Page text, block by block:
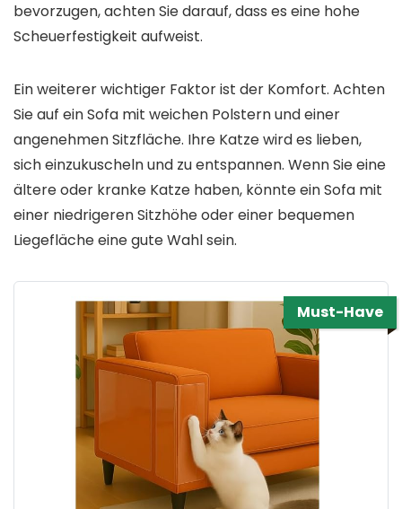
bevorzugen, achten Sie darauf, dass es eine hohe
Scheuerfestigkeit aufweist.
Ein weiterer wichtiger Faktor ist der Komfort. Achten
Sie auf ein Sofa mit weichen Polstern und einer
angenehmen Sitzfläche. Ihre Katze wird es lieben,
sich einzukuscheln und zu entspannen. Wenn Sie eine
ältere oder kranke Katze haben, könnte ein Sofa mit
einer niedrigeren Sitzhöhe oder einer bequemen
Liegefläche eine gute Wahl sein.
Must-Have